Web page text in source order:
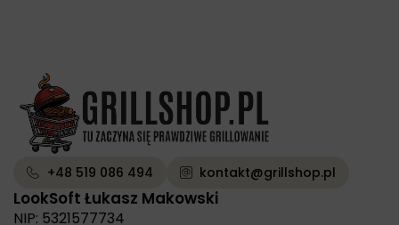
+48 519 086 494 kontakt@grillshop.pl
LookSoft Łukasz Makowski
NIP: 5321577734